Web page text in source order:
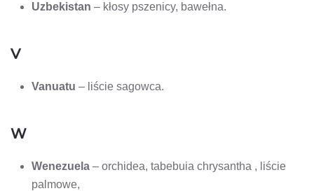
Uzbekistan – kłosy pszenicy, bawełna.
V
Vanuatu – liście sagowca.
W
Wenezuela – orchidea, tabebuia chrysantha , liście
palmowe,